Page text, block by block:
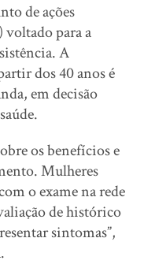
de ações
voltado para a
A
dos 40 anos é
em decisão
os benefícios e
Mulheres
o exame na rede
de histórico
sintomas”,